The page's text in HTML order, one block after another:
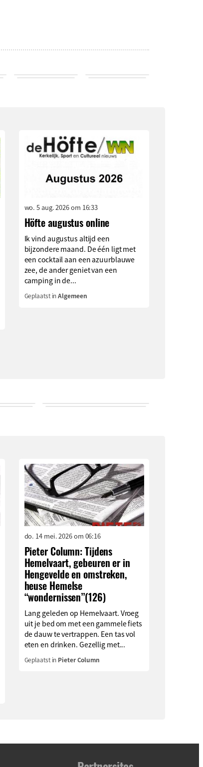
wo. 5 aug. 2026 om 16:33
Höfte augustus online
Ik vind augustus altijd een
bijzondere maand. De één ligt met
een cocktail aan een azuurblauwe
zee, de ander geniet van een
camping in de...
Geplaatst inAlgemeen
do. 14 mei. 2026 om 06:16
Pieter Column: Tijdens
Hemelvaart, gebeuren er in
Hengevelde en omstreken,
heuse Hemelse
“wondernissen”(126)
Lang geleden op Hemelvaart. Vroeg
uit je bed om met een gammele fiets
de dauw te vertrappen. Een tas vol
eten en drinken. Gezellig met...
Geplaatst in Pieter Column